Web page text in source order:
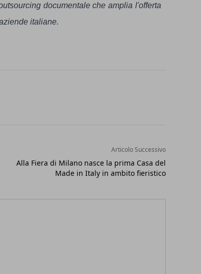
documentale che amplia l'offerta
italiane.
Articolo Successivo
Alla Fiera di Milano nasce la prima Casa del
Made in Italy in ambito fieristico